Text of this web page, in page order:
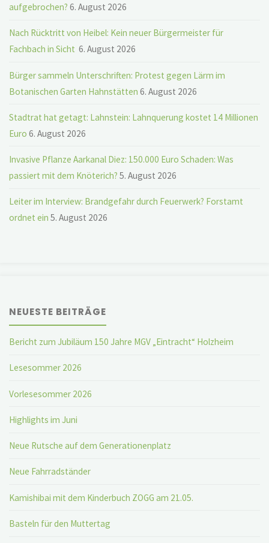
aufgebrochen? 6. August 2026
Nach Rücktritt von Heibel: Kein neuer Bürgermeister für
Fachbach in Sicht 6. August 2026
Bürger sammeln Unterschriften: Protest gegen Lärm im
Botanischen Garten Hahnstätten 6. August 2026
Stadtrat hat getagt: Lahnstein: Lahnquerung kostet 14 Millionen
Euro 6. August 2026
Invasive Pflanze Aarkanal Diez: 150.000 Euro Schaden: Was
passiert mit dem Knöterich? 5. August 2026
Leiter im Interview: Brandgefahr durch Feuerwerk? Forstamt
ordnet ein 5. August 2026
NEUESTE BEITRÄGE
Bericht zum Jubiläum 150 Jahre MGV „Eintracht“ Holzheim
Lesesommer 2026
Vorlesesommer 2026
Highlights im Juni
Neue Rutsche auf dem Generationenplatz
Neue Fahrradständer
Kamishibai mit dem Kinderbuch ZOGG am 21.05.
Basteln für den Muttertag